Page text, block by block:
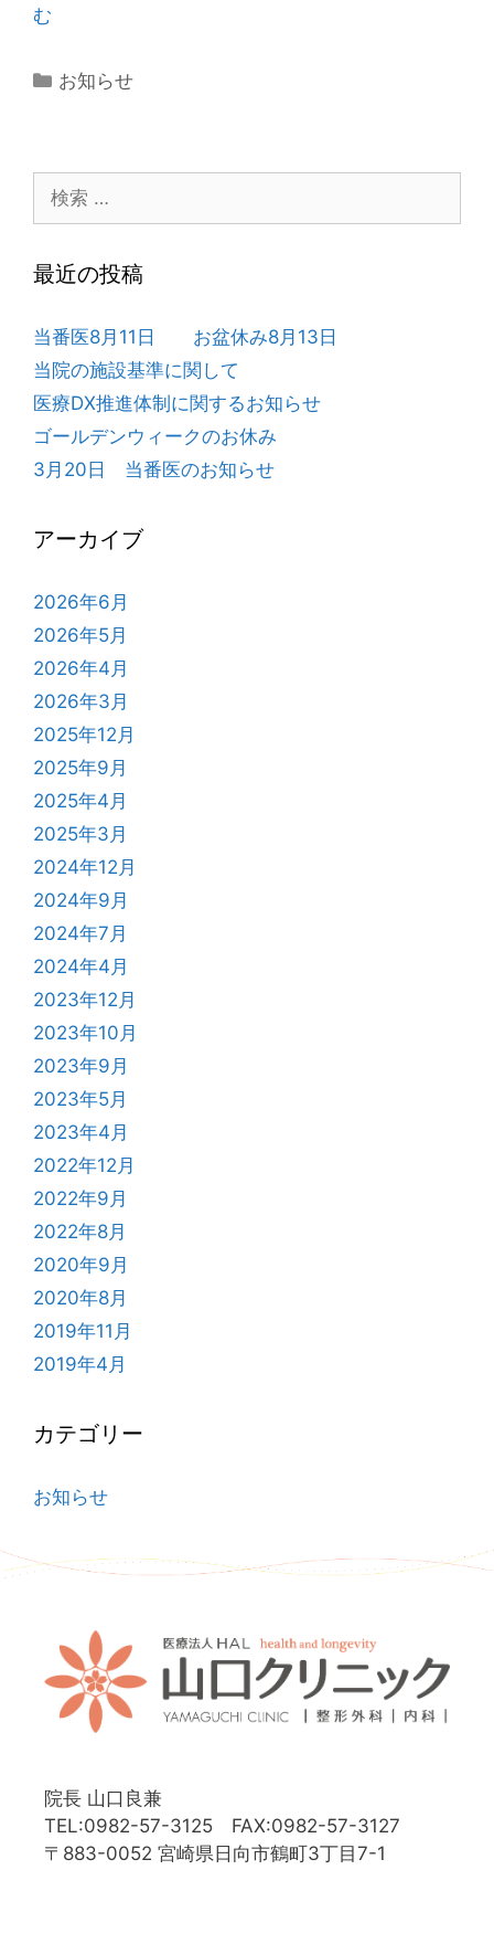
む
法
人
口
ク
ニ
ッ
設
立
の
お
知
ら
カ
ー
お知らせ
索:
最近の投稿
当番医8月11日 お盆休み8月13日
当院の施設基準に関して
医療DX推進体制に関するお知らせ
ゴールデンウィークのお休み
3月20日 当番医のお知らせ
アーカイブ
2026年6月
2026年5月
2026年4月
2026年3月
2025年12月
2025年9月
2025年4月
2025年3月
2024年12月
2024年9月
2024年7月
2024年4月
2023年12月
2023年10月
2023年9月
2023年5月
2023年4月
2022年12月
2022年9月
2022年8月
2020年9月
2020年8月
2019年11月
2019年4月
カテゴリー
お知らせ
院長 山口良兼
TEL:0982-57-3125 FAX:0982-57-3127
〒883-0052 宮崎県日向市鶴町3丁目7-1